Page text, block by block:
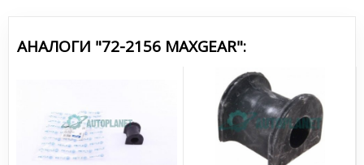
АНАЛОГИ "72-2156 MAXGEAR":